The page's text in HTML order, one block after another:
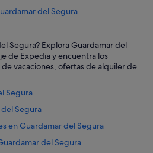
del Segura
Guardamar del Segura
del Segura
del Segura
Segura? Explora Guardamar del
de Expedia y encuentra los
vacaciones, ofertas de alquiler de
Segura
Segura
en Guardamar del Segura
del Segura